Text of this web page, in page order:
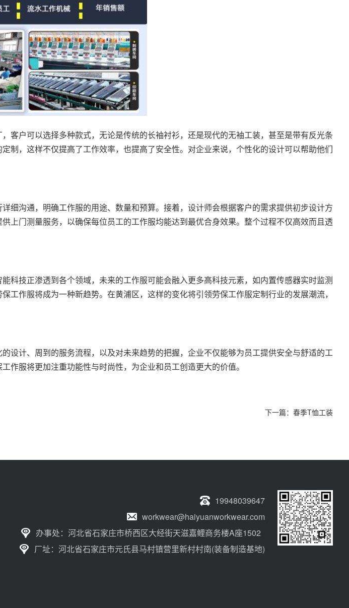
客户可以选择多种款式，无论是传统的长袖衬衫，还是现代的无袖工装，甚至是带有反光条
制，这样不仅提高了工作效率，也提高了安全性。对企业来说，个性化的设计可以帮助他们
细沟通，明确工作服的用途、数量和预算。接着，设计师会根据客户的需求提供初步设计方
上门测量服务，以确保每位员工的工作服均能达到最优合身效果。整个过程不仅高效而且透
科技正渗透到各个领域，未来的工作服可能会融入更多高科技元素，如内置传感器实时监测
作服将成为一种新趋势。在黄浦区，这样的变化将引领劳保工作服定制行业的发展潮流，
设计、周到的服务流程，以及对未来趋势的把握，企业不仅能够为员工提供安全与舒适的工
作服将更加注重功能性与时尚性，为企业和员工创造更大的价值。
下一篇： 春季T恤工装
19948039647
workwear@haiyuanworkwear.com
办事处：河北省石家庄市桥西区大经街天滋嘉鲤商务楼A座1502
厂址：河北省石家庄市元氏县马村镇营里新村村南(装备制造基地)